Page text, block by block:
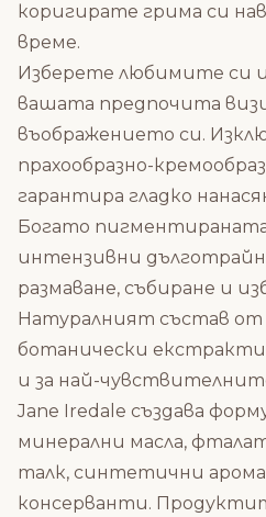
коригирате грима си
време.
Изберете любимите си
вашата предпочита
въображението си.
прахообразно-
гарантира гладко
Богато пигментираната
интензивни
размаване, събиране и
Натуралният състав от
ботанически
и за най-
Jane Iredale създава
минерални масла,
талк, синтетични
консерванти.